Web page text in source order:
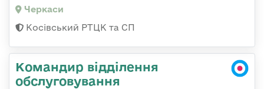
Черкаси
Косівський РТЦК та СП
Командир відділення
обслуговування